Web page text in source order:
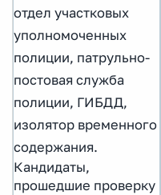
отдел участковых
уполномоченных
полиции, патрульно-
постовая служба
полиции, ГИБДД,
изолятор временного
содержания.
Кандидаты,
прошедшие проверку